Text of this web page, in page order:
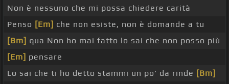
Non è nessuno che mi possa chiedere carità
Penso [Em] che non esiste, non è domande a tu
[Bm] qua Non ho mai fatto lo sai che non posso più
[Em] pensare
Lo sai che ti ho detto stammi un po' da rinde [Bm]